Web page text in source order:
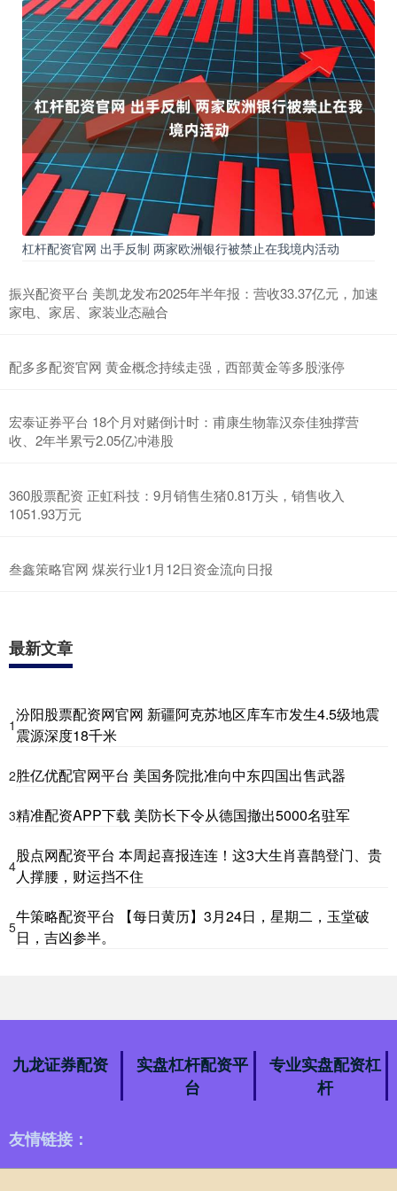
杠杆配资官网 出手反制 两家欧洲银行被禁止在我境内活动
振兴配资平台 美凯龙发布2025年半年报：营收33.37亿元，加速
家电、家居、家装业态融合
配多多配资官网 黄金概念持续走强，西部黄金等多股涨停
宏泰证券平台 18个月对赌倒计时：甫康生物靠汉奈佳独撑营
收、2年半累亏2.05亿冲港股
360股票配资 正虹科技：9月销售生猪0.81万头，销售收入
1051.93万元
叁鑫策略官网 煤炭行业1月12日资金流向日报
最新文章
1
汾阳股票配资网官网 新疆阿克苏地区库车市发生4.5级地震
震源深度18千米
2胜亿优配官网平台 美国务院批准向中东四国出售武器
3精准配资APP下载 美防长下令从德国撤出5000名驻军
4
股点网配资平台 本周起喜报连连！这3大生肖喜鹊登门、贵
人撑腰，财运挡不住
5
牛策略配资平台 【每日黄历】3月24日，星期二，玉堂破
日，吉凶参半。
九龙证券配资
实盘杠杆配资平
台
专业实盘配资杠
杆
友情链接：